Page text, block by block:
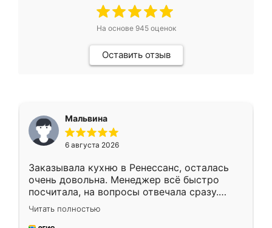
На основе 945оценок
Оставить отзыв
Мальвина
6 августа 2026
Заказывала кухню в Ренессанс, осталась
очень довольна. Менеджер всё быстро
посчитала, на вопросы отвечала сразу.
Замерщик приехал в субботу, подошёл к
делу со всей ответственностью. Собрали
Читать полностью